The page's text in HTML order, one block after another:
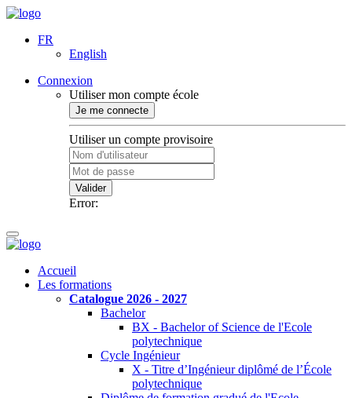
FR
English
Connexion
Utiliser mon compte école
Je me connecte
Utiliser un compte provisoire
Valider
Error:
Accueil
Les formations
Catalogue 2026 - 2027
Bachelor
BX - Bachelor of Science de l'Ecole
polytechnique
Cycle Ingénieur
X - Titre d’Ingénieur diplômé de l’École
polytechnique